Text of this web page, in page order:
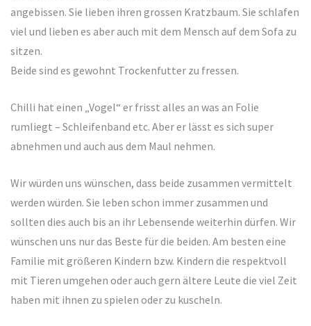
angebissen. Sie lieben ihren grossen Kratzbaum. Sie schlafen
viel und lieben es aber auch mit dem Mensch auf dem Sofa zu
sitzen.
Beide sind es gewohnt Trockenfutter zu fressen.
Chilli hat einen „Vogel“ er frisst alles an was an Folie
rumliegt – Schleifenband etc. Aber er lässt es sich super
abnehmen und auch aus dem Maul nehmen.
Wir würden uns wünschen, dass beide zusammen vermittelt
werden würden. Sie leben schon immer zusammen und
sollten dies auch bis an ihr Lebensende weiterhin dürfen. Wir
wünschen uns nur das Beste für die beiden. Am besten eine
Familie mit größeren Kindern bzw. Kindern die respektvoll
mit Tieren umgehen oder auch gern ältere Leute die viel Zeit
haben mit ihnen zu spielen oder zu kuscheln.